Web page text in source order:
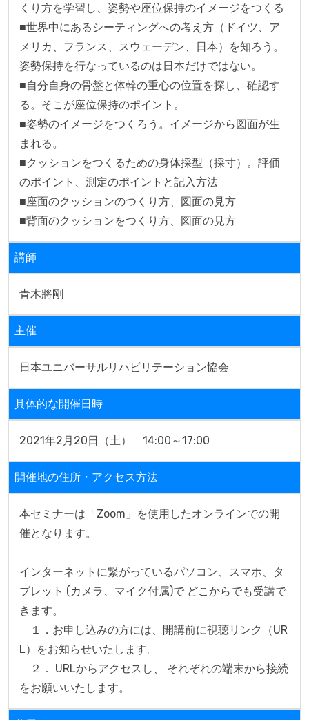
くり方を学習し、姿勢や座位保持のイメージをつくる
■世界中にあるシーティングへの考え方（ドイツ、ア
メリカ、フランス、スウェーデン、日本）を知ろう。
姿勢保持を行なっているのは日本だけではない。
■自分自身の骨盤と体幹の重心の位置を探し、確認す
る。そこが座位保持のポイント。
■姿勢のイメージをつくろう。イメージから図面が生
まれる。
■クッションをつくるための身体採型（採寸）。評価
のポイント、測定のポイントと記入方法
■座面のクッションのつくり方、図面の見方
■背面のクッションをつくり方、図面の見方
講師
青木將剛
主催
日本ユニバーサルリハビリテーション協会
具体的な開催日時
2021年2月20日（土）　14:00～17:00
開催地の住所・アクセス方法
本セミナーは「Zoom」を使用したオンラインでの開
催となります。
インターネットに繋がっているパソコン、スマホ、タ
ブレット (カメラ、マイク付属)で どこからでも受講で
きます。
１．お申し込みの方には、開講前に視聴リンク（UR
L）をお知らせいたします。
２． URLからアクセスし、 それぞれの端末から接続
をお願いいたします。